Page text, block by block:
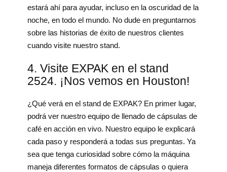
estará ahí para ayudar, incluso en la oscuridad de la
noche, en todo el mundo. No dude en preguntarnos
sobre las historias de éxito de nuestros clientes
cuando visite nuestro stand.
4. Visite EXPAK en el stand
2524. ¡Nos vemos en Houston!
¿Qué verá en el stand de EXPAK? En primer lugar,
podrá ver nuestro equipo de llenado de cápsulas de
café en acción en vivo. Nuestro equipo le explicará
cada paso y responderá a todas sus preguntas. Ya
sea que tenga curiosidad sobre cómo la máquina
maneja diferentes formatos de cápsulas o quiera